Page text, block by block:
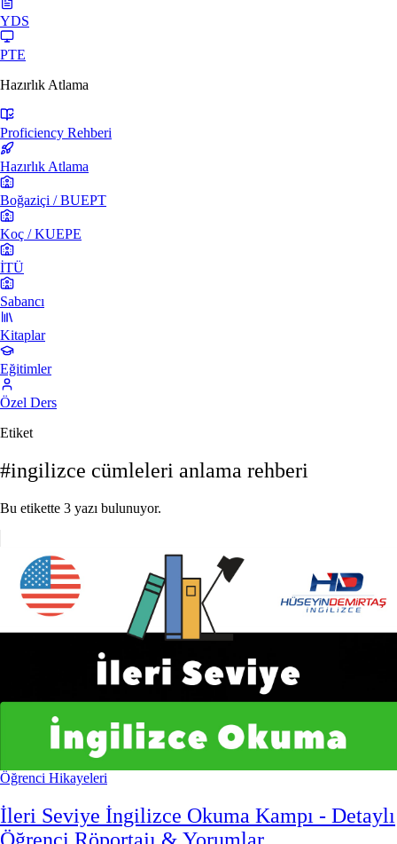
YDS
PTE
Hazırlık Atlama
Proficiency Rehberi
Hazırlık Atlama
Boğaziçi / BUEPT
Koç / KUEPE
İTÜ
Sabancı
Kitaplar
Eğitimler
Özel Ders
Etiket
#ingilizce cümleleri anlama rehberi
Bu etikette 3 yazı bulunuyor.
Öğrenci Hikayeleri
İleri Seviye İngilizce Okuma Kampı - Detaylı
Öğrenci Röportajı & Yorumlar